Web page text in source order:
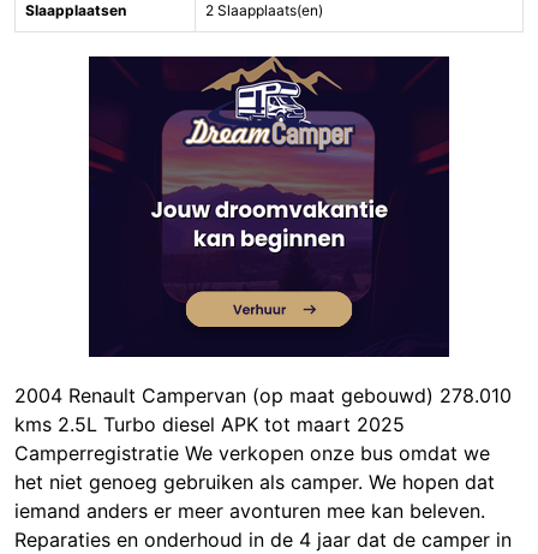
Slaapplaatsen 2 Slaapplaats(en)
2004 Renault Campervan (op maat gebouwd) 278.010
kms 2.5L Turbo diesel APK tot maart 2025
Camperregistratie We verkopen onze bus omdat we
het niet genoeg gebruiken als camper. We hopen dat
iemand anders er meer avonturen mee kan beleven.
Reparaties en onderhoud in de 4 jaar dat de camper in